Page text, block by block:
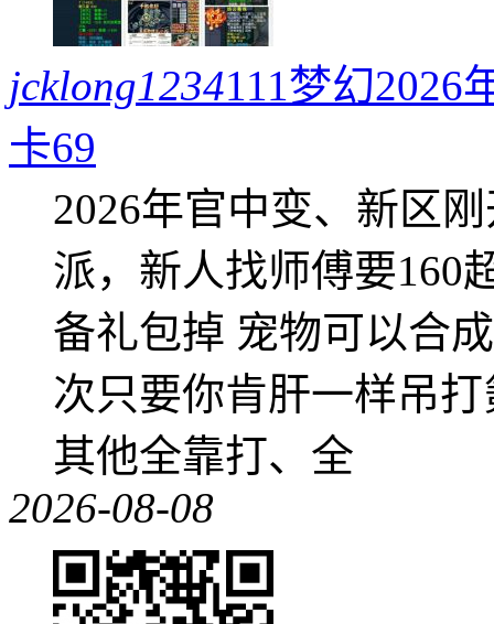
jcklong1234111梦幻2026
卡69
2026年官中变、新区
派，新人找师傅要160
备礼包掉 宠物可以合
次只要你肯肝一样吊
其他全靠打、全
2026-08-08